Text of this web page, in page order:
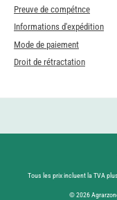
Preuve de compétnce
Informations d'expédition
Mode de paiement
Droit de rétractation
Tous les prix incluent la TVA
© 2026